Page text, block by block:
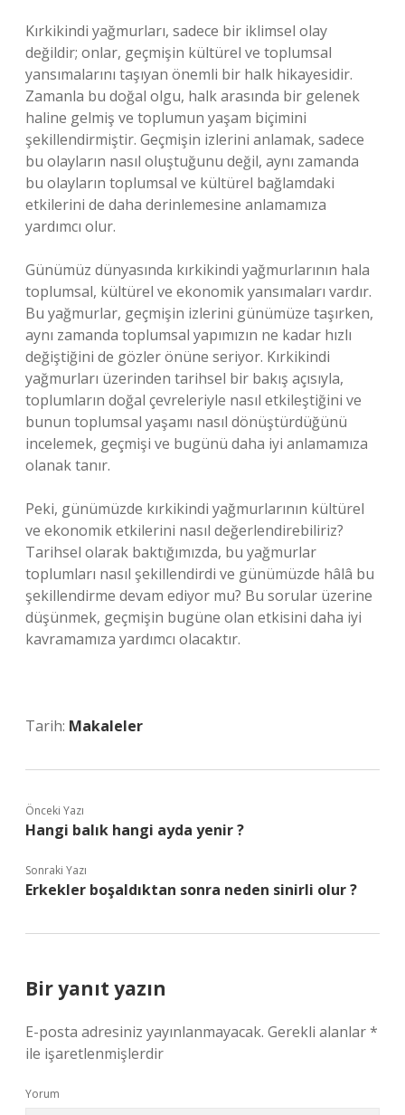
Kırkikindi yağmurları, sadece bir iklimsel olay
değildir; onlar, geçmişin kültürel ve toplumsal
yansımalarını taşıyan önemli bir halk hikayesidir.
Zamanla bu doğal olgu, halk arasında bir gelenek
haline gelmiş ve toplumun yaşam biçimini
şekillendirmiştir. Geçmişin izlerini anlamak, sadece
bu olayların nasıl oluştuğunu değil, aynı zamanda
bu olayların toplumsal ve kültürel bağlamdaki
etkilerini de daha derinlemesine anlamamıza
yardımcı olur.
Günümüz dünyasında kırkikindi yağmurlarının hala
toplumsal, kültürel ve ekonomik yansımaları vardır.
Bu yağmurlar, geçmişin izlerini günümüze taşırken,
aynı zamanda toplumsal yapımızın ne kadar hızlı
değiştiğini de gözler önüne seriyor. Kırkikindi
yağmurları üzerinden tarihsel bir bakış açısıyla,
toplumların doğal çevreleriyle nasıl etkileştiğini ve
bunun toplumsal yaşamı nasıl dönüştürdüğünü
incelemek, geçmişi ve bugünü daha iyi anlamamıza
olanak tanır.
Peki, günümüzde kırkikindi yağmurlarının kültürel
ve ekonomik etkilerini nasıl değerlendirebiliriz?
Tarihsel olarak baktığımızda, bu yağmurlar
toplumları nasıl şekillendirdi ve günümüzde hâlâ bu
şekillendirme devam ediyor mu? Bu sorular üzerine
düşünmek, geçmişin bugüne olan etkisini daha iyi
kavramamıza yardımcı olacaktır.
Tarih: Makaleler
Önceki Yazı
Hangi balık hangi ayda yenir ?
Sonraki Yazı
Erkekler boşaldıktan sonra neden sinirli olur ?
Bir yanıt yazın
E-posta adresiniz yayınlanmayacak. Gerekli alanlar*
ile işaretlenmişlerdir
Yorum